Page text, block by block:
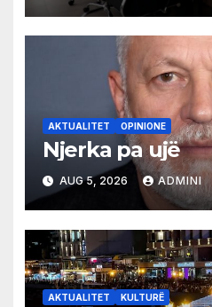
AKTUALITET OPINIONE
Njerka pa ujë
AUG 5, 2026 ADMINI
AKTUALITET KULTURË